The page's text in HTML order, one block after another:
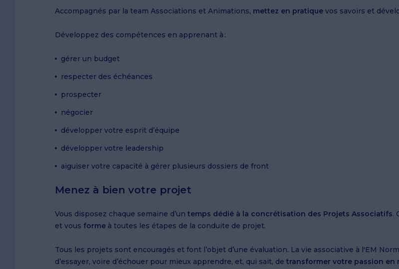
Accompagnés par la team Associations et Animations, mettez en pratique vos savoirs et
Développez des compétences en apprenant à :
gérer un budget
respecter des échéances
prospecter
négocier
développer votre esprit d’équipe
développer votre leadership
aiguiser votre capacité à gérer plusieurs dossiers de front
Menez à bien votre projet
Vous disposez chaque semaine d’un temps dédié à la concrétisation des Projets Associatifs.
et vous forme à toutes les étapes de la conduite de projet.
Tous les projets sont encouragés et font l’objet d’une évaluation. La vie associative à l'EM
d’essayer, voire d’échouer pour mieux apprendre, et, qui sait, de transformer votre passion en